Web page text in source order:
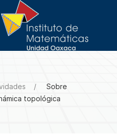
Sobre
topológica